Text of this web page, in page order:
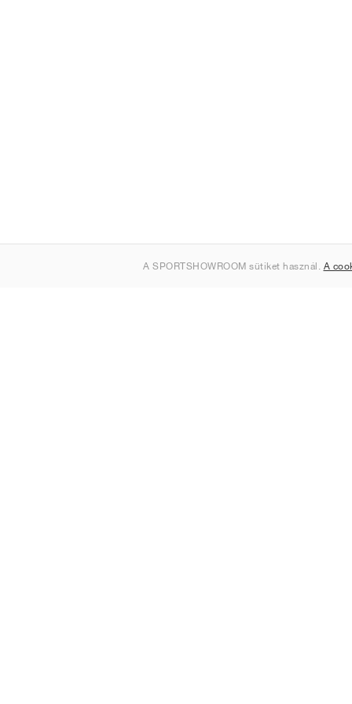
A SPORTSHOWROOM sütiket használ. A